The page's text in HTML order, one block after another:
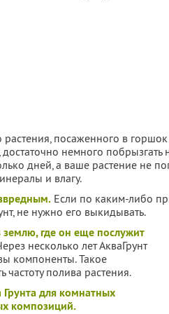
посаженного в
немного побрызгать
дней, а ваше растение не
и влагу.
Если по каким-либо
не нужно его выкидывать.
где он еще послужит
несколько лет АкваГрунт
компоненты. Такое
частоту полива растения.
для комнатных
композиций.